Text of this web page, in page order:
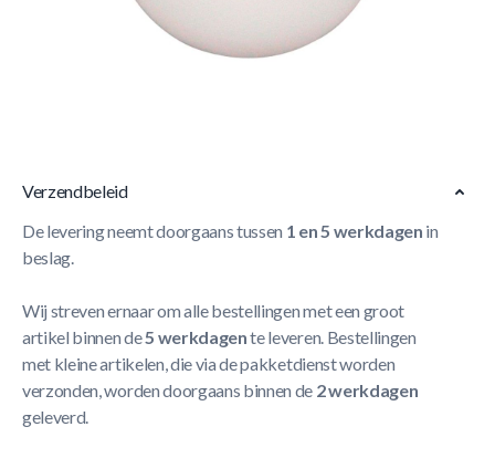
Korte Beschrijving
Deze gladde voetballetjes zijn perfect geschikt voor al
Verzendbeleid
De levering neemt doorgaans tussen 1 en 5 werkdagen in
beslag.
Wij streven ernaar om alle bestellingen met een groot
artikel binnen de5 werkdagente leveren. Bestellingen
met kleine artikelen, die via de pakketdienst worden
verzonden, worden doorgaans binnen de 2 werkdagen
geleverd.